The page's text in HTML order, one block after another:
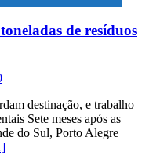
de resíduos
destinação, e trabalho
Sete meses após as
do Sul, Porto Alegre